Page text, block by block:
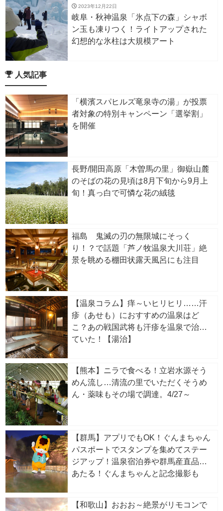
2023年12月22日
岐阜・秋神温泉「氷点下の森」シャボ
ン玉も凍りつく！ライトアップされた
幻想的な氷柱は大規模アート
人気記事
「横濱スパヒルズ竜泉寺の湯」が投票
者対象の特別キャンペーン「選挙割」
を開催
長野/開田高原「木曽馬の里」御嶽山麓
のそばの花の見頃は8月下旬から9月上
旬！真っ白で可憐な花の絨毯
福島 鬼滅の刃の無限城にそっく
り！？で話題「芦ノ牧温泉大川荘」絶
景を眺める棚田状露天風呂にも注目
【温泉コラム】痒～いヒリヒリ……汗
疹（あせも）におすすめの温泉はど
こ？あの戦国武将も汗疹を温泉で治し
ていた！【湯治】
【熊本】ニラで食べる！立岩水源そう
めん流し…清流の里でいただくそうめ
ん・薬味もその場で調達。4/27～
【群馬】アプリでもOK！ぐんまちゃん
パスポートでスタンプを集めてステー
ジアップ！温泉宿泊券や群馬産直品が
あたる！ぐんまちゃんと記念撮影も
【和歌山】おおお～絶景がリモコンで